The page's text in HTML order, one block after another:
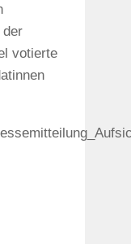
der
votierte